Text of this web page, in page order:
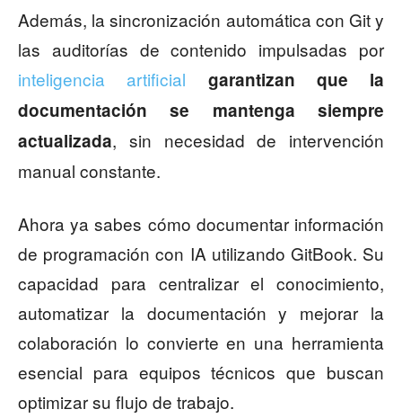
Además, la sincronización automática con Git y
las auditorías de contenido impulsadas por
inteligencia artificial
garantizan que la
documentación se mantenga siempre
actualizada, sin necesidad de intervención
manual constante.
Ahora ya sabes cómo documentar información
de programación con IA utilizando GitBook. Su
capacidad para centralizar el conocimiento,
automatizar la documentación y mejorar la
colaboración lo convierte en una herramienta
esencial para equipos técnicos que buscan
optimizar su flujo de trabajo.